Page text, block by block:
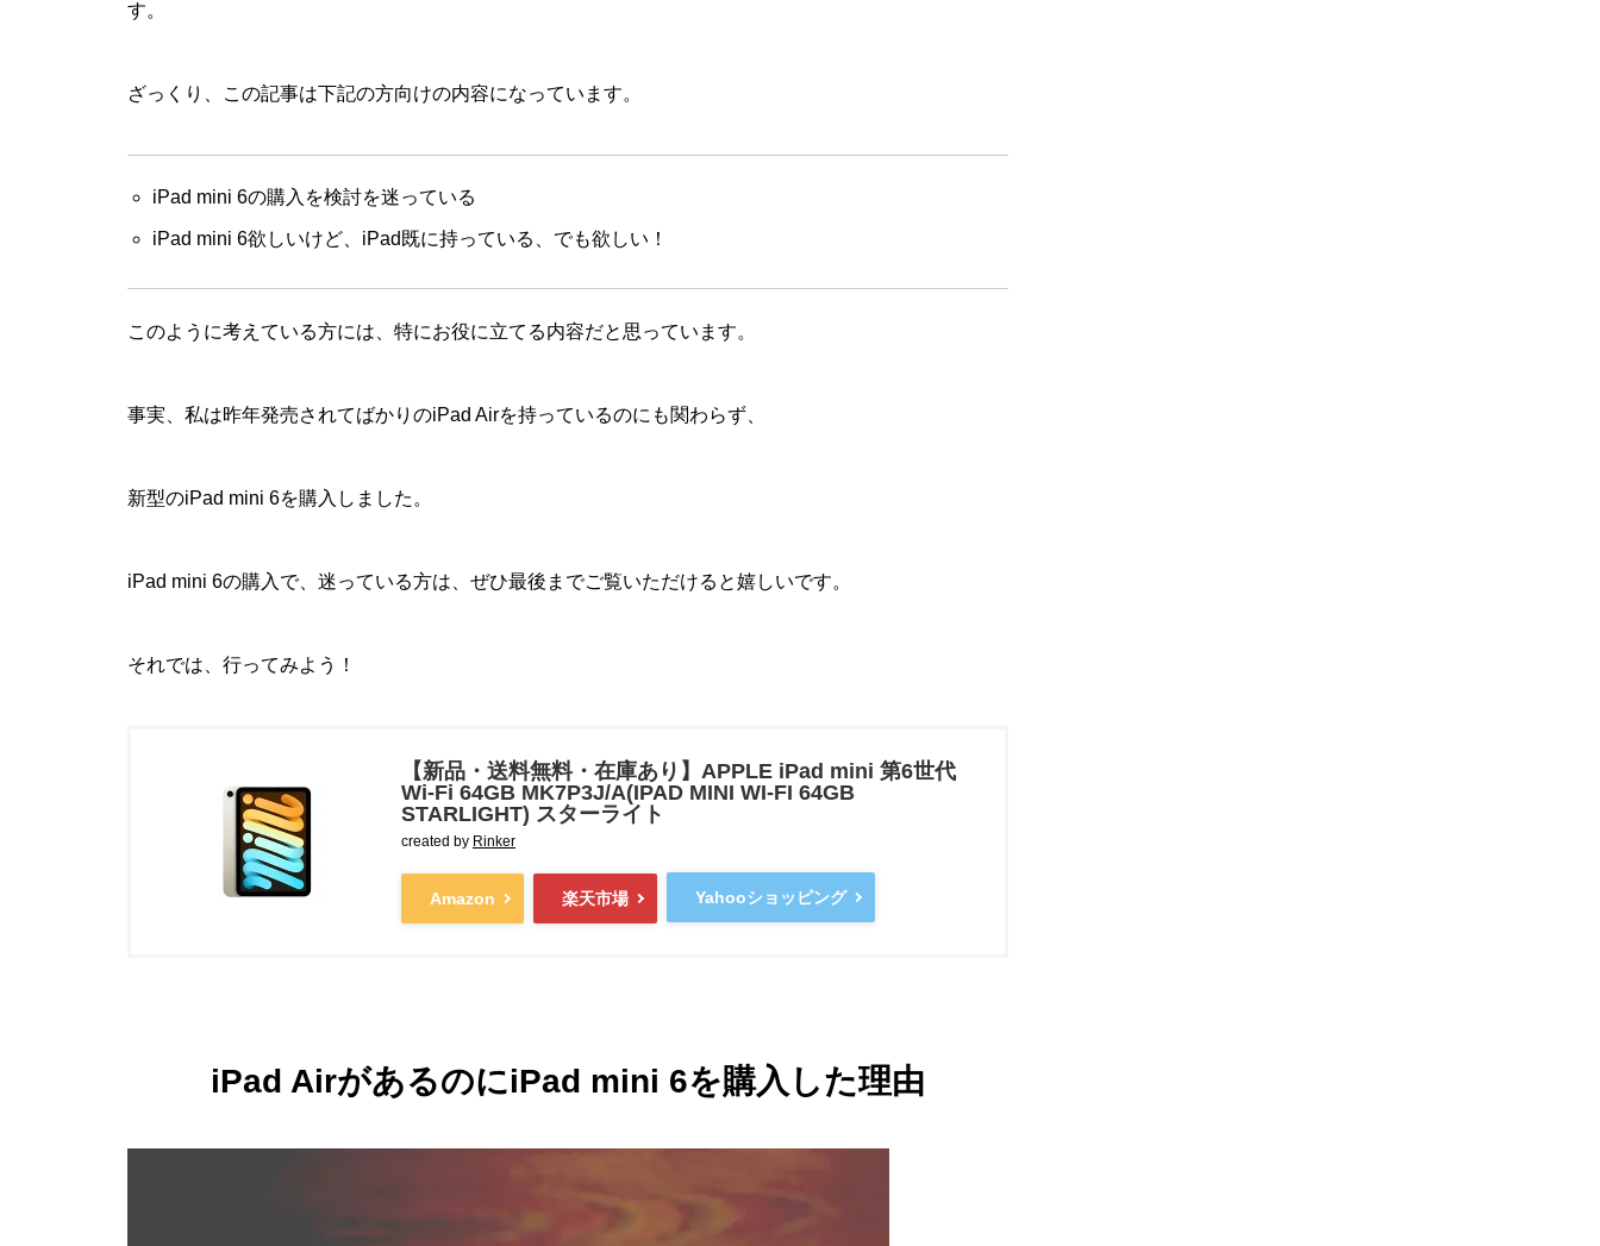
す。
ざっくり、この記事は下記の方向けの内容になっています。
iPad mini 6の購入を検討を迷っている
iPad mini 6欲しいけど、iPad既に持っている、でも欲しい！
このように考えている方には、特にお役に立てる内容だと思っています。
事実、私は昨年発売されてばかりのiPad Airを持っているのにも関わらず、
新型のiPad mini 6を購入しました。
iPad mini 6の購入で、迷っている方は、ぜひ最後までご覧いただけると嬉しいです。
それでは、行ってみよう！
【新品・送料無料・在庫あり】APPLE iPad mini 第6世代
Wi-Fi 64GB MK7P3J/A(IPAD MINI WI-FI 64GB
STARLIGHT) スターライト
created by Rinker
Amazon 楽天市場 Yahooショッピング
iPad AirがあるのにiPad mini 6を購入した理由